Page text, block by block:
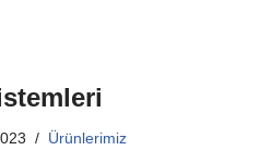
Ürünlerimiz